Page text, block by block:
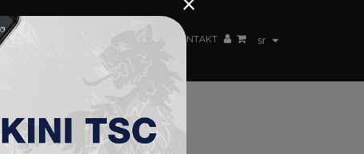
sr
ŽENSKI TIM KONTAKT